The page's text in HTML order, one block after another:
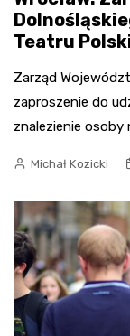
Teatru
Zarząd
zaproszenie do
znalezienie osoby
Michał Kozicki